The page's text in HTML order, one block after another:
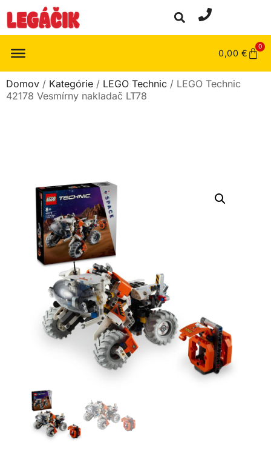
0,00 €
0
Domov / Kategórie / LEGO Technic / LEGO Technic
42178 Vesmírny nakladač LT78